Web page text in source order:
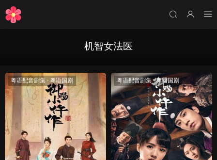
机智女法医
粤语配音剧集 · 粤语国剧 粤语配音剧集·粤语国剧